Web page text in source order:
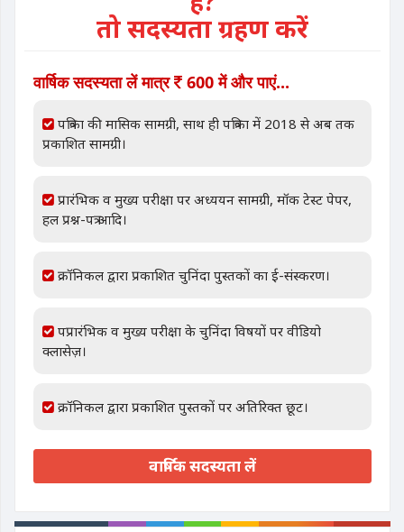
तो सदस्यता ग्रहण करें
वार्षिक सदस्यता लें मात्र 600 में और पाएं...
पत्रिका की मासिक सामग्री, साथ ही पत्रिका में 2018 से अब तक
प्रकाशित सामग्री।
प्रारंभिक व मुख्य परीक्षा पर अध्ययन सामग्री, मॉक टेस्ट पेपर,
हल प्रश्न-पत्र आदि।
क्रॉनिकल द्वारा प्रकाशित चुनिंदा पुस्तकों का ई-संस्करण।
पप्रारंभिक व मुख्य परीक्षा के चुनिंदा विषयों पर वीडियो
क्लासेज़।
क्रॉनिकल द्वारा प्रकाशित पुस्तकों पर अतिरिक्त छूट।
वार्षिक सदस्यता लें